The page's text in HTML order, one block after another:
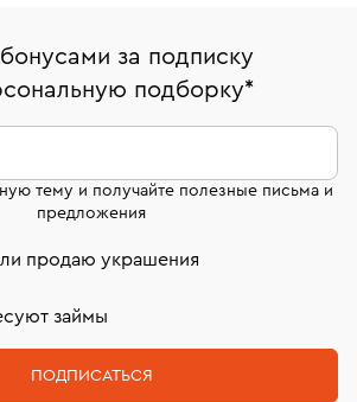
и часов смотрите на
украшений»
украшения при самовывозе из
считая день бронирования.
изделия получены
МГУ и других геммологических
за подписку
подборку*
тему и получайте полезные письма и
предложения
продаю украшения
займы
ПОДПИСАТЬСЯ